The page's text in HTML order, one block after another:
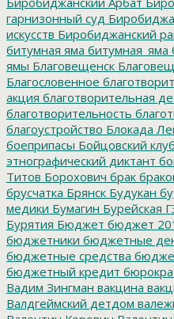
гарнизонный суд
искусств Биробиджанский
битумная яма битумная_яма
ямы Благовещенск
Благословенное
акция благотворительная
благотворительность
благоустройство Блокада
боеприпасы Бойцовский клуб
этнографический диктант
Титов Борохович брак
брусчатка Брянск Будукан
медики Бумагин Бурейская
Бурятия Бюджет бюджет
бюджетники бюджетные
бюджетные средства
бюджетный кредит
Вадим Зингман вакцина
Валдгеймский детдом